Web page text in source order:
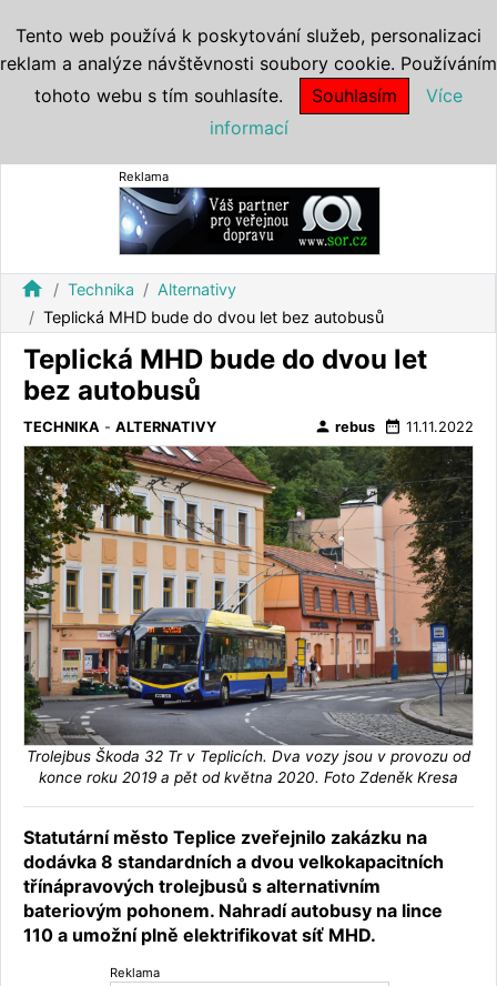
Reklama
home Technika
Alternativy
Teplická MHD bude do dvou let bez autobusů
Teplická MHD bude do dvou let
bez autobusů
TECHNIKA - ALTERNATIVY person rebus date_range 11.11.2022
Trolejbus Škoda 32 Tr v Teplicích. Dva vozy jsou v provozu od
konce roku 2019 a pět od května 2020. Foto Zdeněk Kresa
Statutární město Teplice zveřejnilo zakázku na
dodávka 8 standardních a dvou velkokapacitních
třínápravových trolejbusů s alternativním
bateriovým pohonem. Nahradí autobusy na lince
110 a umožní plně elektrifikovat síť MHD.
Reklama
Tento web používá k poskytování služeb, personalizaci
reklam a analýze návštěvnosti soubory cookie. Používáním
tohoto webu s tím souhlasíte.
Souhlasím
Více
informací